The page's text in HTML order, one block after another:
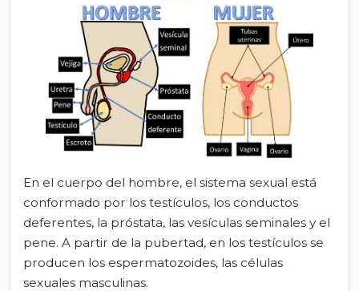
En el cuerpo del hombre, el sistema sexual está
conformado por los testículos, los conductos
deferentes, la próstata, las vesículas seminales y el
pene. A partir de la pubertad, en los testículos se
producen los espermatozoides, las células
sexuales masculinas.